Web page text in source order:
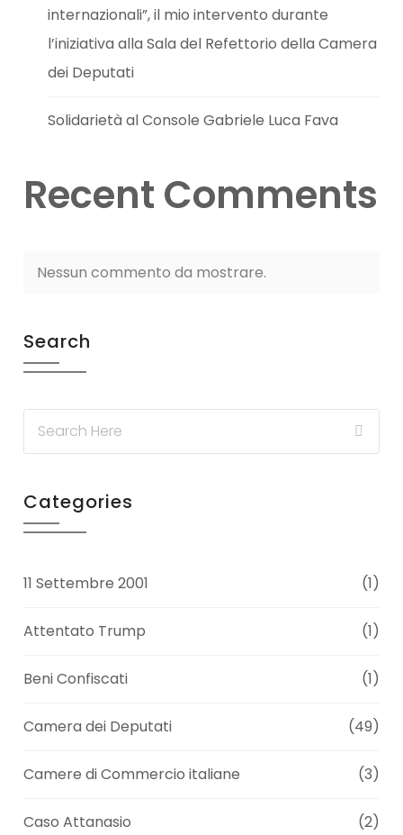
internazionali”, il mio intervento durante
l’iniziativa alla Sala del Refettorio della Camera
dei Deputati
Solidarietà al Console Gabriele Luca Fava
Recent Comments
Nessun commento da mostrare.
Search
Categories
11 Settembre 2001 (1)
Attentato Trump (1)
Beni Confiscati (1)
Camera dei Deputati (49)
Camere di Commercio italiane (3)
Caso Attanasio (2)